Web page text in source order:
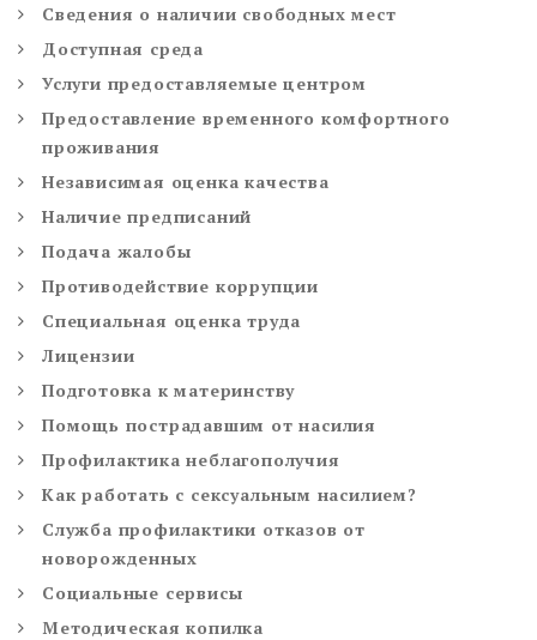
Сведения о наличии свободных мест
Доступная среда
Услуги предоставляемые центром
Предоставление временного комфортного
проживания
Независимая оценка качества
Наличие предписаний
Подача жалобы
Противодействие коррупции
Специальная оценка труда
Лицензии
Подготовка к материнству
Помощь пострадавшим от насилия
Профилактика неблагополучия
Как работать с сексуальным насилием?
Служба профилактики отказов от
новорожденных
Социальные сервисы
Методическая копилка